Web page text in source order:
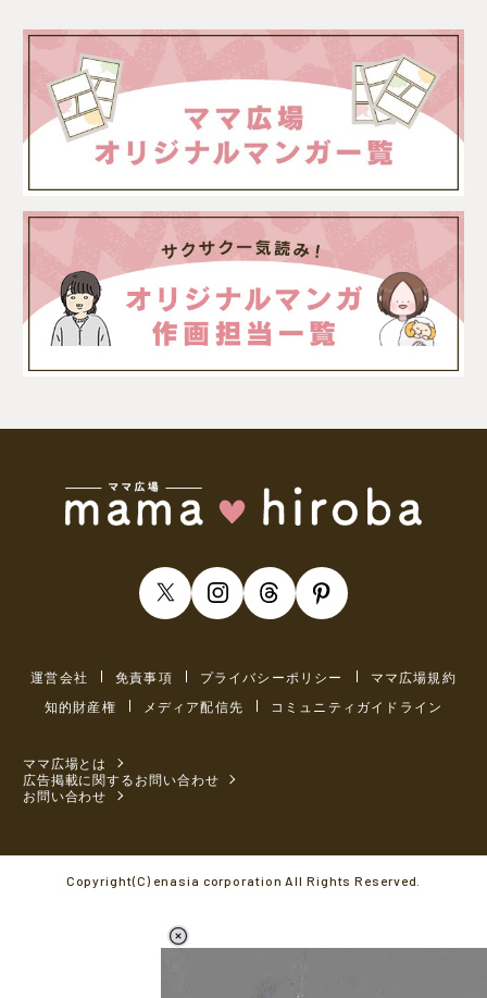
運営会社 免責事項 プライバシーポリシー
ママ広場規約
知的財産権
メディア配信先 コミュニティガイドライン
ママ広場とは
広告掲載に関するお問い合わせ
お問い合わせ
Copyright(C) enasia corporation All Rights Reserved.